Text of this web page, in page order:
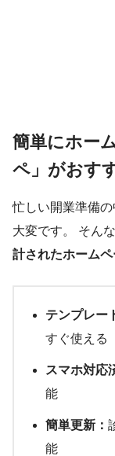
簡単にホー
ペ」がおす
忙しい開業準備
大変です。 そん
計されたホームペ
テンプレー
すぐ使える
スマホ対応
能
簡単更新：
能